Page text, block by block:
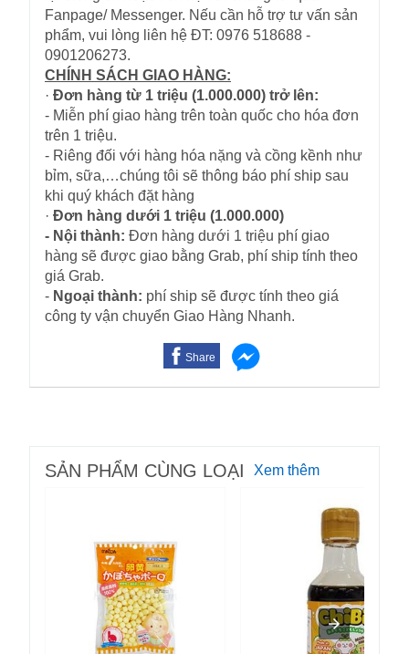
Fanpage/ Messenger. Nếu cần hỗ trợ tư vấn sản
phẩm, vui lòng liên hệ ĐT: 0976 518688 -
0901206273.
CHÍNH SÁCH GIAO HÀNG:
· Đơn hàng từ 1 triệu (1.000.000) trở lên:
- Miễn phí giao hàng trên toàn quốc cho hóa đơn
trên 1 triệu.
- Riêng đối với hàng hóa nặng và cồng kềnh như
bỉm, sữa,…chúng tôi sẽ thông báo phí ship sau
khi quý khách đặt hàng
· Đơn hàng dưới 1 triệu (1.000.000)
- Nội thành: Đơn hàng dưới 1 triệu phí giao
hàng sẽ được giao bằng Grab, phí ship tính theo
giá Grab.
- Ngoại thành: phí ship sẽ được tính theo giá
công ty vận chuyển Giao Hàng Nhanh.
Share
SẢN PHẨM CÙNG LOẠI Xem thêm